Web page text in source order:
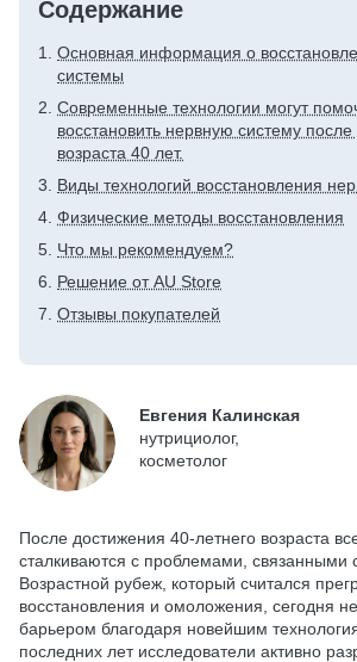
Содержание
Основная информация о
системы
Современные технологии могут
восстановить нервную систему
возраста 40 лет.
Виды технологий восстановления
Физические методы восстановления
Что мы рекомендуем?
Решение от AU Store
Отзывы покупателей
Евгения Калинская
нутрициолог,
косметолог
После достижения 40-летнего возраста
сталкиваются с проблемами, связанными
Возрастной рубеж, который считался
восстановления и омоложения, сегодня
барьером благодаря новейшим
последних лет исследователи активно